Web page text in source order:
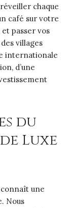
chaque
café sur votre
passer vos
villages
internationale
d’une
du
Luxe
une
Nous